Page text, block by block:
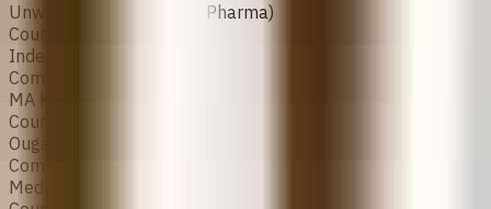
Unwanted- Kit (Mankind Pharma)
Countries
Inde
Composition
MA Kare
Countries
Ouganda, Kenya
Composition
Medabon (Sun Pharma):